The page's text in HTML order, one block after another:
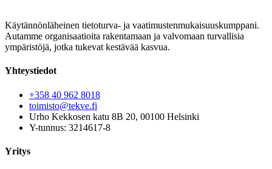
Käytännönläheinen tietoturva- ja vaatimustenmukaisuuskumppani.
Autamme organisaatioita rakentamaan ja valvomaan turvallisia
ympäristöjä, jotka tukevat kestävää kasvua.
Yhteystiedot
+358 40 962 8018
toimisto@tekve.fi
Urho Kekkosen katu 8B 20, 00100 Helsinki
Y-tunnus: 3214617-8
Yritys